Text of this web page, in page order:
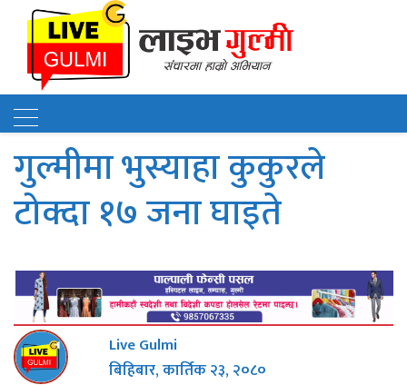
गुल्मीमा भुस्याहा कुकुरले
टोक्दा १७ जना घाइते
Live Gulmi
बिहिबार, कार्तिक २३, २०८०